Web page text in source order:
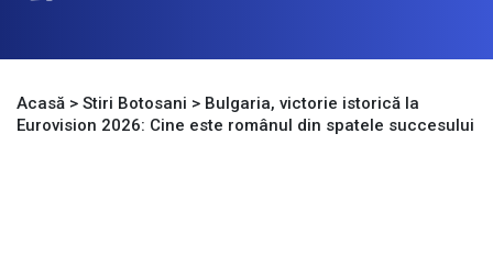
Acasă > Stiri Botosani > Bulgaria, victorie istorică la
Eurovision 2026: Cine este românul din spatele succesului